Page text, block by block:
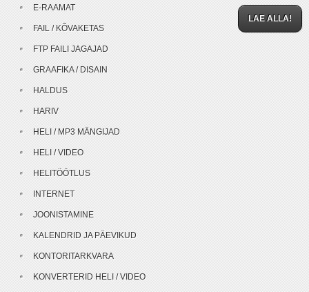
LAE ALLA!
E-RAAMAT
FAIL / KÕVAKETAS
FTP FAILI JAGAJAD
GRAAFIKA / DISAIN
HALDUS
HARIV
HELI / MP3 MÄNGIJAD
HELI / VIDEO
HELITÖÖTLUS
INTERNET
JOONISTAMINE
KALENDRID JA PÄEVIKUD
KONTORITARKVARA
KONVERTERID HELI / VIDEO